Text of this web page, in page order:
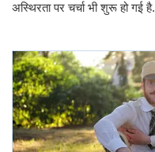
अस्थिरता पर चर्चा भी शुरू हो गई है.